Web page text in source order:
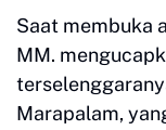
Saat membuka
MM.
Marapalam,